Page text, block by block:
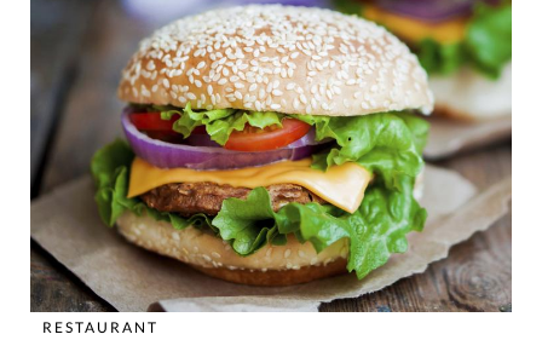
RESTAURANT